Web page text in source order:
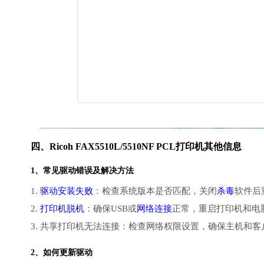
四、Ricoh FAX5510L/5510NF PCL打印机其他信息
1、常见驱动错误及解决方法
1. 驱动安装失败 ：检查系统版本是否匹配，关闭杀毒软件后
2. 打印机脱机 ：确保USB或网络连接正常，重启打印机和电
3. 共享打印机无法连接：检查网络权限设置，确保主机和客
2、如何更新驱动